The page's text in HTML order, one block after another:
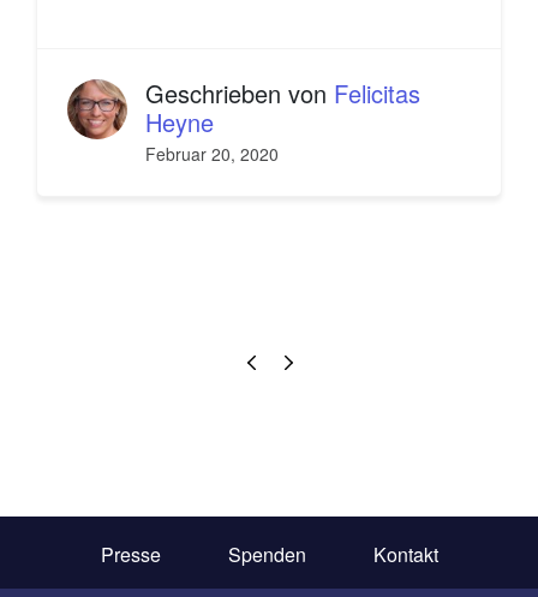
Geschrieben von Felicitas
Heyne
Februar 20, 2020
Presse Spenden Kontakt